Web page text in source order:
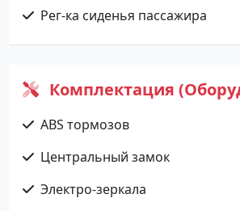
Рег-ка сиденья пассажира
Комплектация
ABS тормозов
Центральный замок
Электро-зеркала